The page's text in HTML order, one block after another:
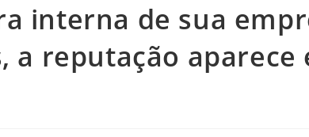
interna de sua
a reputação aparece